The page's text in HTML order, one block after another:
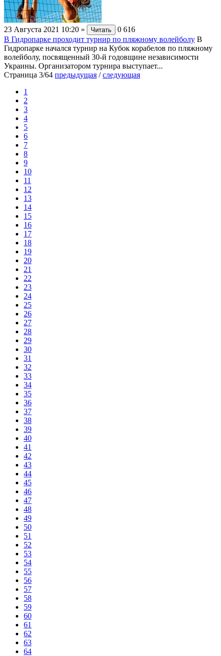
23 Августа 2021 10:20 » Читать 0 616
В Гидропарке проходит турнир по пляжному волейболу В
Гидропарке начался турнир на Кубок корабелов по пляжному
волейболу, посвященный 30-й годовщине независимости
Украины. Организатором турнира выступает...
Страница 3/64 предыдущая /следующая
1
2
3
4
5
6
7
8
9
10
11
12
13
14
15
16
17
18
19
20
21
22
23
24
25
26
27
28
29
30
31
32
33
34
35
36
37
38
39
40
41
42
43
44
45
46
47
48
49
50
51
52
53
54
55
56
57
58
59
60
61
62
63
64